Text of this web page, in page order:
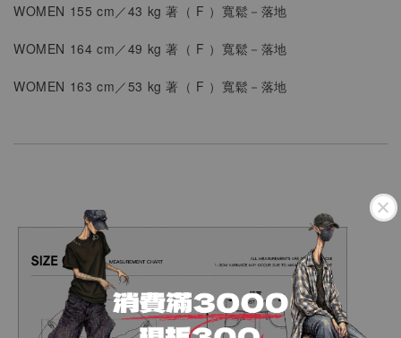
WOMEN 155 cm／43 kg 著（ F ）寬鬆－落地
WOMEN 164 cm／49 kg 著（ F ）寬鬆－落地
WOMEN 163 cm／53 kg 著（ F ）寬鬆－落地